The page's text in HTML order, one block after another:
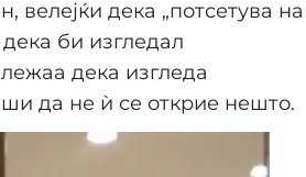
велејќи дека „потсетува на
би изгледал
дека изгледа
да не ѝ се открие нешто.